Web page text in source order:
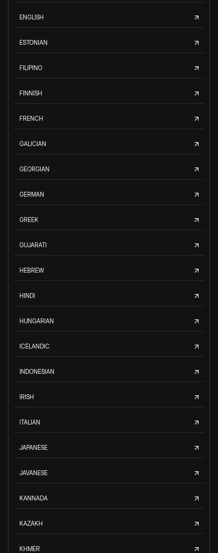
ENGLISH
ESTONIAN
FILIPINO
FINNISH
FRENCH
GALICIAN
GEORGIAN
GERMAN
GREEK
GUJARATI
HEBREW
HINDI
HUNGARIAN
ICELANDIC
INDONESIAN
IRISH
ITALIAN
JAPANESE
JAVANESE
KANNADA
KAZAKH
KHMER